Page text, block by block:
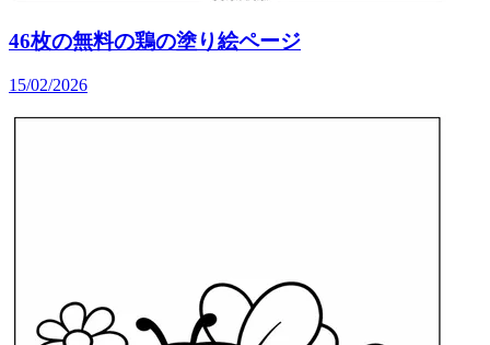
46枚の無料の鶏の塗り絵ページ
15/02/2026